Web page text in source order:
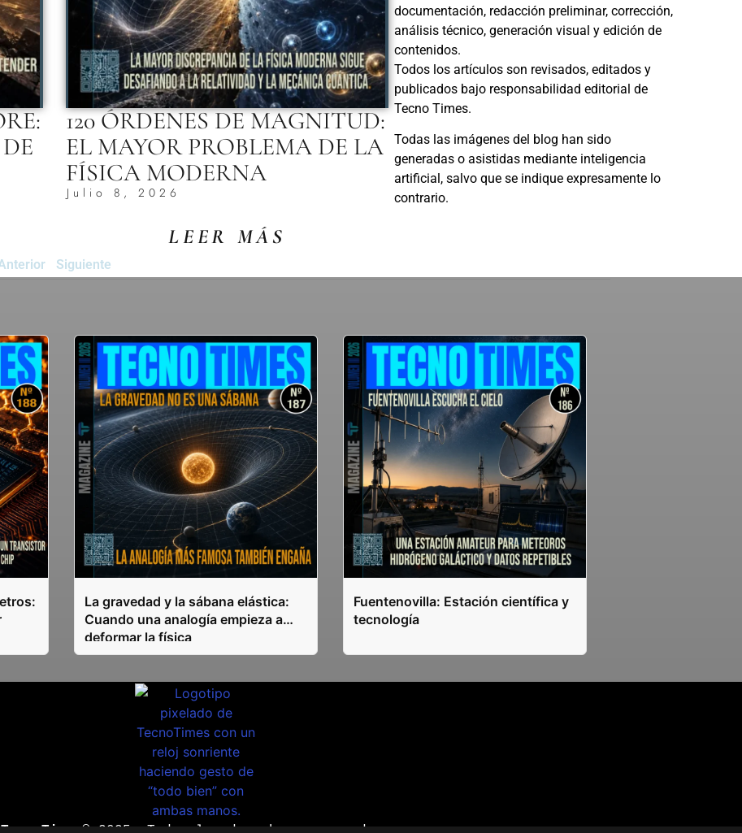
120 ÓRDENES DE MAGNITUD:
EL MAYOR PROBLEMA DE LA
FÍSICA MODERNA
Julio 8, 2026
LEER MÁS
Siguiente
documentación, redacción preliminar, corrección,
análisis técnico, generación visual y edición de
contenidos.
Todos los artículos son revisados, editados y
publicados bajo responsabilidad editorial de
Tecno Times.
Todas las imágenes del blog han sido
generadas o asistidas mediante inteligencia
artificial, salvo que se indique expresamente lo
contrario.
La gravedad y la sábana elástica:
Cuando una analogía empieza a
deformar la física
Fuentenovilla: Estación científica y
tecnología